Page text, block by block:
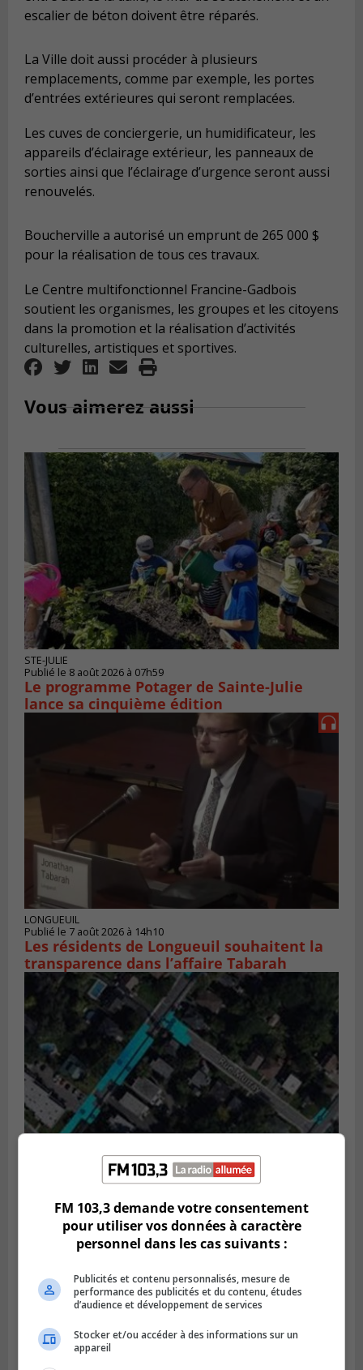
escalier de béton doivent être réparés.
La Ville doit aussi procéder à plusieurs
remplacements, comme par exemple, les portes
d’entrées extérieures qui seront remplacées.
Les cuves de conciergerie, un humidificateur, les
appareils d’éclairage extérieur, les panneaux de
sorties ainsi que l’éclairage d’urgence seront aussi
renouvelés.
Boucherville a autorisé un emprunt de 265 000 $
pour la réalisation de tous ces travaux.
Le Centre multifonctionnel Francine-Gadbois
soutient les organismes, les groupes et les citoyens
dans la promotion et la réalisation d’activités
culturelles, artistiques et sportives.
Vous aimerez aussi
STE-JULIE
Publié le 8 août 2026 à 07h59
Le programme Potager de Sainte-Julie
lance sa cinquième édition
LONGUEUIL
Publié le 7 août 2026 à 14h10
Les résidents de Longueuil souhaitent la
transparence dans l’affaire Tabarah
GREENFIELD PARK
Greenfield Park veut s’armer contre les
fortes
pluies
FM 103,3 demande votre consentement
pour utiliser vos données à caractère
personnel dans les cas suivants :
Publicités et contenu personnalisés, mesure de
performance des publicités et du contenu, études
d’audience et développement de services
Stocker et/ou accéder à des informations sur un
appareil